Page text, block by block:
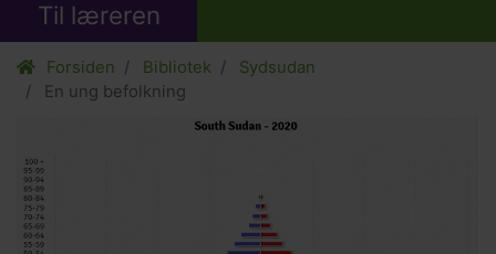
Til læreren
Forsiden Bibliotek
Sydsudan
En ung befolkning